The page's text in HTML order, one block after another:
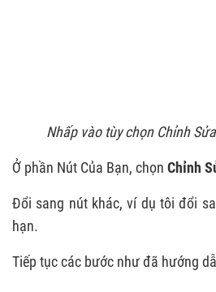
Nhấp vào tùy chọn Chỉnh
Ở phần Nút Của Bạn, chọn Chỉnh
Đổi sang nút khác, ví dụ tôi đổi
hạn.
Tiếp tục các bước như đã hướng